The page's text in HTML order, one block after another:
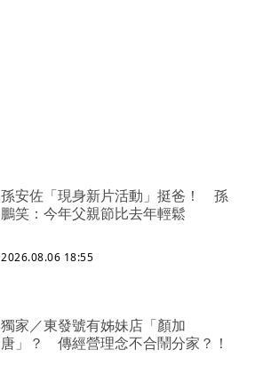
孫安佐「現身新片活動」挺爸！ 孫
鵬笑：今年父親節比去年輕鬆
2026.08.06 18:55
獨家／東發號有姊妹店「顏加
唐」？ 傳經營理念不合鬧分家？！